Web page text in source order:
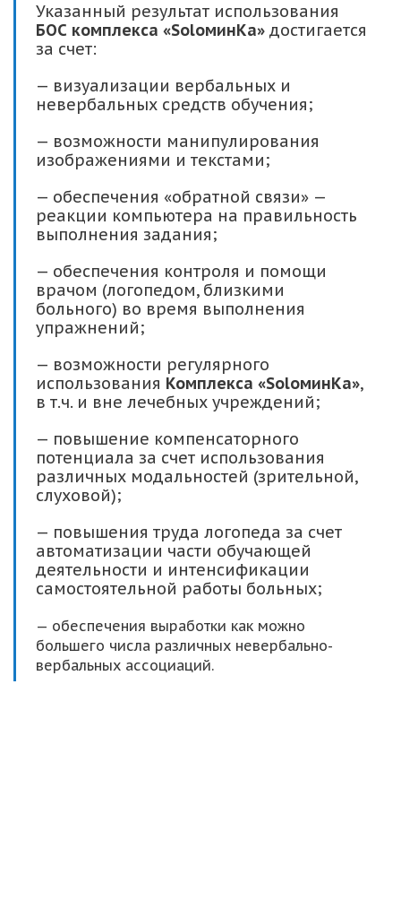
Указанный результат использования
БОС комплекса «SoloминКа» достигается
за счет:
— визуализации вербальных и
невербальных средств обучения;
— возможности манипулирования
изображениями и текстами;
— обеспечения «обратной связи» —
реакции компьютера на правильность
выполнения задания;
— обеспечения контроля и помощи
врачом (логопедом, близкими
больного) во время выполнения
упражнений;
— возможности регулярного
использования Комплекса «SоlоминКа»,
в т.ч. и вне лечебных учреждений;
— повышение компенсаторного
потенциала за счет использования
различных модальностей (зрительной,
слуховой);
— повышения труда логопеда за счет
автоматизации части обучающей
деятельности и интенсификации
самостоятельной работы больных;
— обеспечения выработки как можно
большего числа различных невербально-
вербальных ассоциаций.